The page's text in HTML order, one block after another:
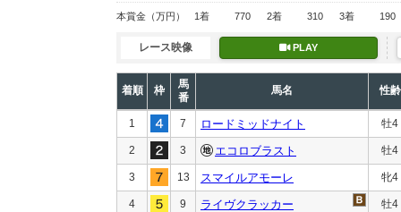
本賞金 （万円） 1着 770 2着 310 3着 190
レース映像 PLAY
着順 枠
馬
番
馬名 性齢
1 7 ロードミッドナイト 牡4
2 3 エコロブラスト 牡4
3 13 スマイルアモーレ 牝4
4 9 ライヴクラッカー 牡4